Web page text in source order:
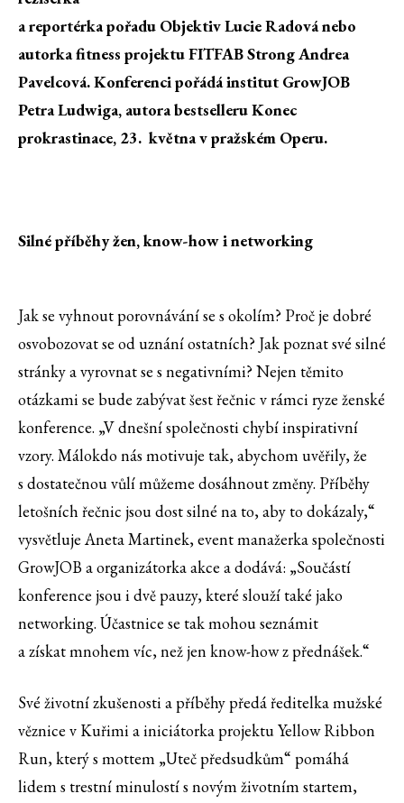
a reportérka pořadu Objektiv Lucie Radová nebo
autorka fitness projektu FITFAB Strong Andrea
Pavelcová. Konferenci pořádá institut GrowJOB
Petra Ludwiga, autora bestselleru Konec
prokrastinace, 23. května v pražském Operu.
Silné příběhy žen, know-how i networking
Jak se vyhnout porovnávání se s okolím? Proč je dobré
osvobozovat se od uznání ostatních? Jak poznat své silné
stránky a vyrovnat se s negativními? Nejen těmito
otázkami se bude zabývat šest řečnic v rámci ryze ženské
konference. „V dnešní společnosti chybí inspirativní
vzory. Málokdo nás motivuje tak, abychom uvěřily, že
s dostatečnou vůlí můžeme dosáhnout změny. Příběhy
letošních řečnic jsou dost silné na to, aby to dokázaly,“
vysvětluje Aneta Martinek, event manažerka společnosti
GrowJOB a organizátorka akce a dodává: „Součástí
konference jsou i dvě pauzy, které slouží také jako
networking. Účastnice se tak mohou seznámit
a získat mnohem víc, než jen know-how z přednášek.“
Své životní zkušenosti a příběhy předá ředitelka mužské
věznice v Kuřimi a iniciátorka projektu Yellow Ribbon
Run, který s mottem „Uteč předsudkům“ pomáhá
lidem s trestní minulostí s novým životním startem,